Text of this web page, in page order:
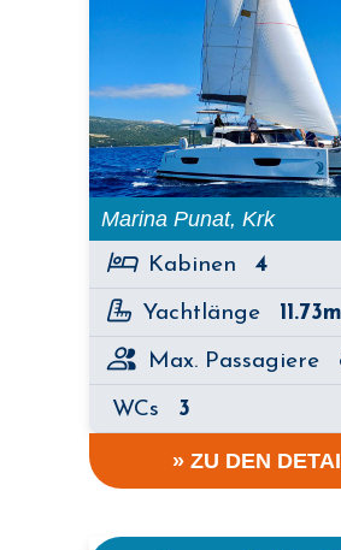
Marina Punat, Krk
Kabinen 4
Yachtlänge
Max. Passagiere
WCs 3
» ZU DEN